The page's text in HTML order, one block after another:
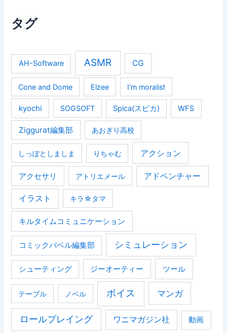
タグ
AH-Software ASMR CG
Cone and Dome Elzee I'm moralist
kyochi SOGSOFT Spica(スピカ) WFS
Ziggurat編集部 あおぎり高校
しっぽとしましま りちゃむ アクション
アクセサリ アトリエメール アドベンチャー
イラスト キラ☆タマ
キルタイムコミュニケーション
コミックバベル編集部 シミュレーション
シューティング ジーオーティー ツール
テーブル ノベル ボイス マンガ
ロールプレイング ワニマガジン社 動画